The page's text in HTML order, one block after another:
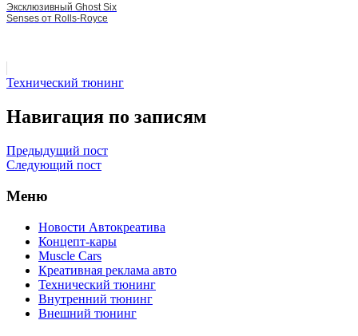
Эксклюзивный Ghost Six
Senses от Rolls-Royce
Технический тюнинг
Навигация по записям
Предыдущий пост
Следующий пост
Меню
Новости Автокреатива
Концепт-кары
Muscle Cars
Креативная реклама авто
Технический тюнинг
Внутренний тюнинг
Внешний тюнинг